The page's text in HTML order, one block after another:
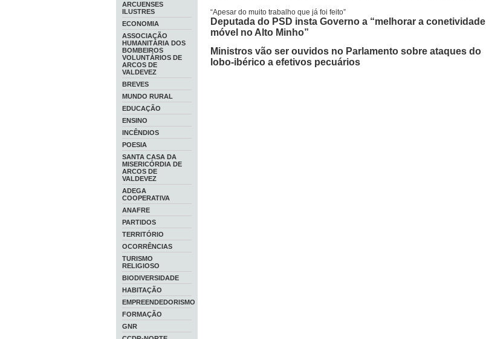
ARCUENSES
ILUSTRES
ECONOMIA
ASSOCIAÇÃO
HUMANITÁRIA DOS
BOMBEIROS
VOLUNTÁRIOS DE
ARCOS DE
VALDEVEZ
BREVES
MUNDO RURAL
EDUCAÇÃO
ENSINO
INCÊNDIOS
POESIA
SANTA CASA DA
MISERICÓRDIA DE
ARCOS DE
VALDEVEZ
ADEGA
COOPERATIVA
ANAFRE
PARTIDOS
TERRITÓRIO
OCORRÊNCIAS
TURISMO
RELIGIOSO
BIODIVERSIDADE
HABITAÇÃO
EMPREENDEDORISMO
FORMAÇÃO
GNR
“Apesar do muito trabalho que já foi feito”
Deputada do PSD insta Governo a “melhorar a conetividade
móvel no Alto Minho”
Ministros vão ser ouvidos no Parlamento sobre ataques do
lobo-ibérico a efetivos pecuários